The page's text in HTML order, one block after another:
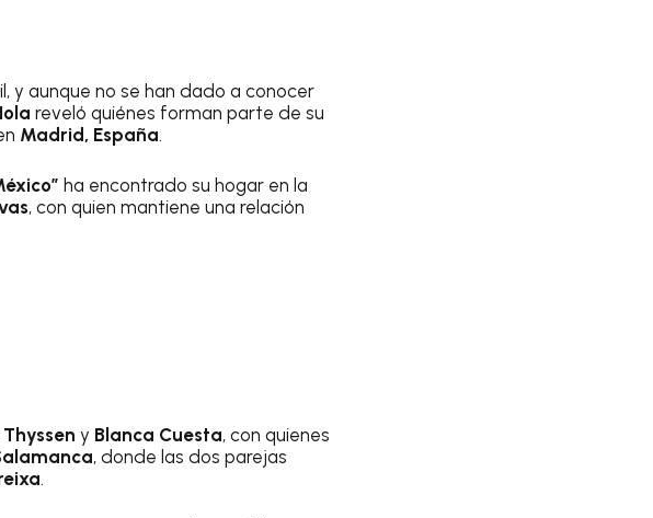
y aunque no se han dado a conocer
reveló quiénes forman parte de su
Madrid, España.
ha encontrado su hogar en la
, con quien mantiene una relación
y Blanca Cuesta, con quienes
, donde las dos parejas
.